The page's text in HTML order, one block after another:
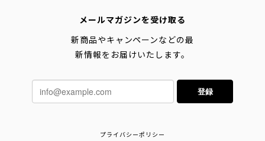
メールマガジンを受け取る
新商品やキャンペーンなどの最
新情報をお届けいたします。
登録
プライバシーポリシー